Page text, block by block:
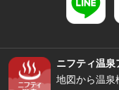
ニフティ温泉
地図から温泉